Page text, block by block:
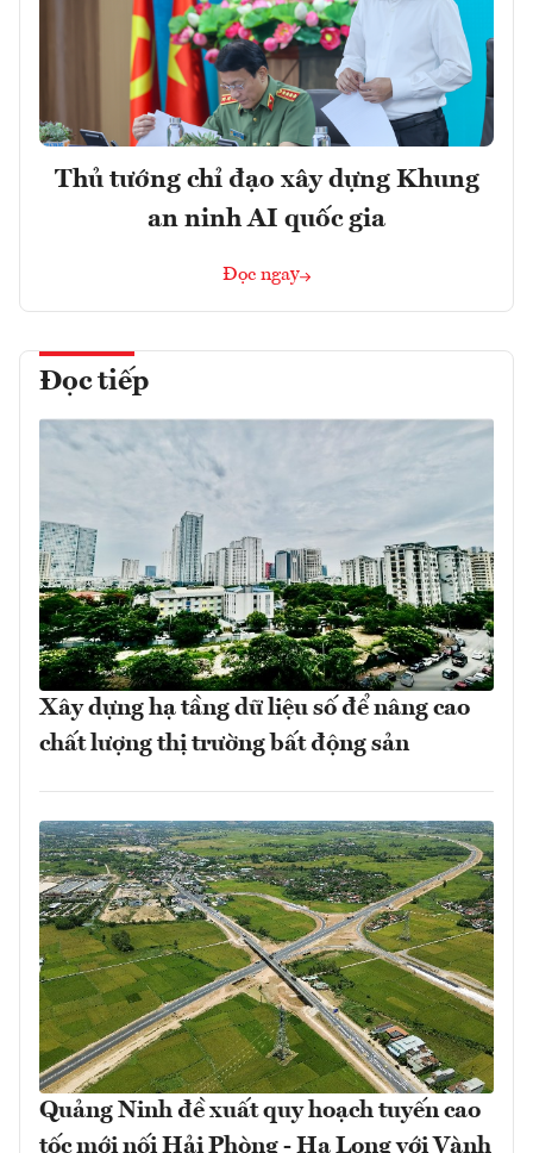
Thủ tướng chỉ đạo xây dựng Khung
an ninh AI quốc gia
Đọc ngay
Đọc tiếp
Xây dựng hạ tầng dữ liệu số để nâng cao
chất lượng thị trường bất động sản
Quảng Ninh đề xuất quy hoạch tuyến cao
tốc mới nối Hải Phòng - Hạ Long với Vành